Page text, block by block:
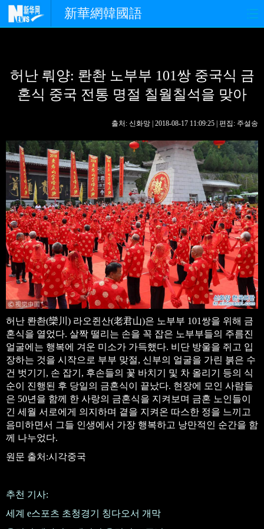
新華網韓國語
경제 사회 포토
중한교류 핫 TV 문화
생생 중국어
허난 뤄양: 롼촨 노부부 101쌍 중국식 금
혼식 중국 전통 명절 칠월칠석을 맞아
출처: 신화망 | 2018-08-17 11:09:25 | 편집: 주설송
허난 롼촨(欒川) 라오쥔산(老君山)은 노부부 101쌍을 위해 금
혼식을 열었다. 살짝 떨리는 손을 꼭 잡은 노부부들의 주름진
얼굴에는 행복에 겨운 미소가 가득했다. 비단 방울을 쥐고 입
장하는 것을 시작으로 부부 맞절, 신부의 얼굴을 가린 붉은 수
건 벗기기, 손 잡기, 후손들의 꽃 바치기 및 차 올리기 등의 식
순이 진행된 후 당일의 금혼식이 끝났다. 현장에 모인 사람들
은 50년을 함께 한 사랑의 금혼식을 지켜보며 금혼 노인들이
긴 세월 서로에게 의지하며 곁을 지켜온 따스한 정을 느끼고
음미하면서 그들 인생에서 가장 행복하고 낭만적인 순간을 함
께 나누었다.
원문 출처:시각중국
추천 기사:
세계 e스포츠 초청경기 칭다오서 개막